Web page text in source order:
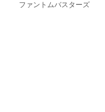
ファントムバスターズ